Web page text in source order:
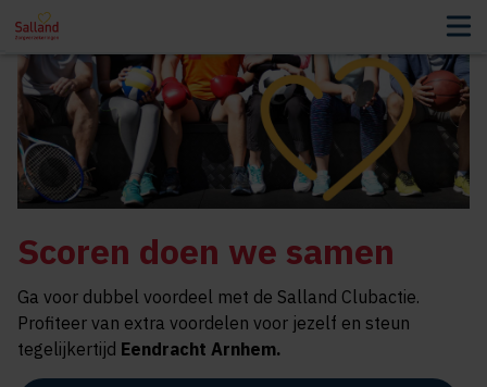
Scoren doen we samen
Ga voor dubbel voordeel met de Salland Clubactie.
Profiteer van extra voordelen voor jezelf en steun
tegelijkertijd Eendracht Arnhem.